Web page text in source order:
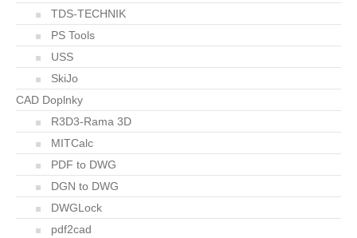
TDS-TECHNIK
PS Tools
USS
SkiJo
CAD Doplnky
R3D3-Rama 3D
MITCalc
PDF to DWG
DGN to DWG
DWGLock
pdf2cad